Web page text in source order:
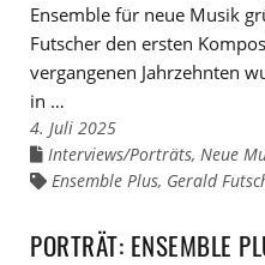
Ensemble für neue Musik
Futscher den ersten
vergangenen Jahrzehnten
in …
4. Juli 2025
Links
den
Interviews/Porträts, Neue
Links
Ensemble Plus, Gerald
PORTRÄT: ENSEMBLE